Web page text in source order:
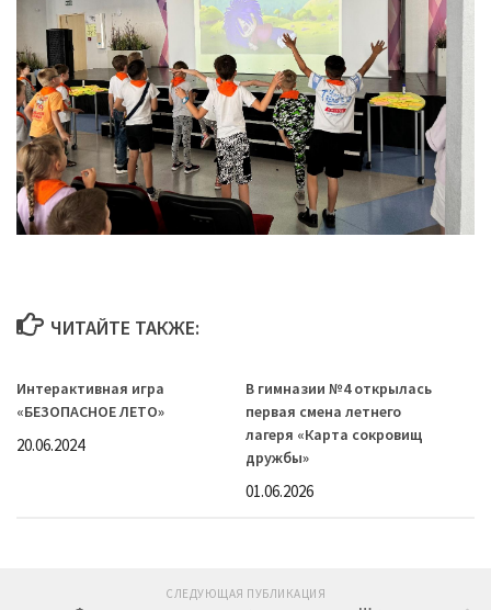
ЧИТАЙТЕ ТАКЖЕ:
Интерактивная игра
«БЕЗОПАСНОЕ ЛЕТО»
20.06.2024
В гимназии №4 открылась
первая смена летнего
лагеря «Карта сокровищ
дружбы»
01.06.2026
СЛЕДУЮЩАЯ ПУБЛИКАЦИЯ